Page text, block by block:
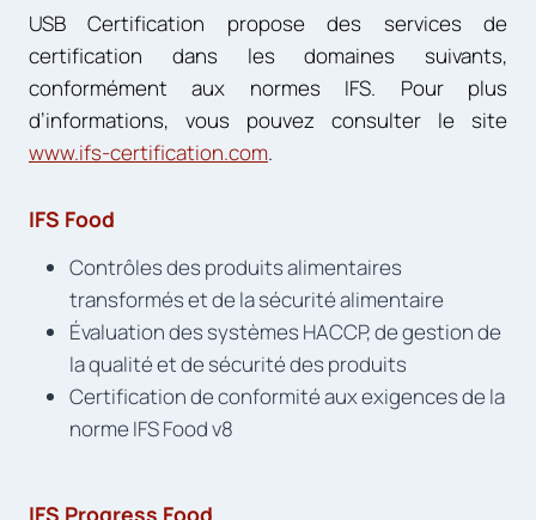
USB Certification propose des services de
certification dans les domaines suivants,
conformément aux normes IFS. Pour plus
d’informations, vous pouvez consulter le site
www.ifs-certification.com.
IFS Food
Contrôles des produits alimentaires
transformés et de la sécurité alimentaire
Évaluation des systèmes HACCP, de gestion de
la qualité et de sécurité des produits
Certification de conformité aux exigences de la
norme IFS Food v8
IFS Progress Food